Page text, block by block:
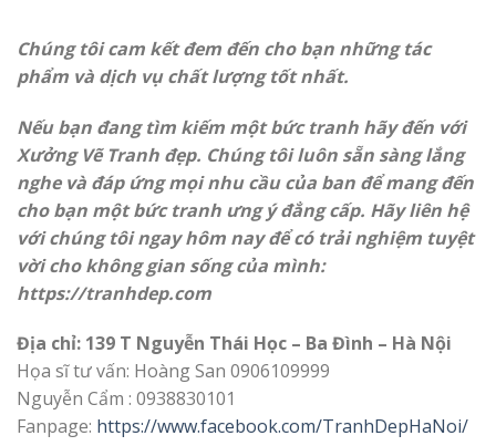
Chúng tôi cam kết đem đến cho bạn những tác
phẩm và dịch vụ chất lượng tốt nhất.
Nếu bạn đang tìm kiếm một bức tranh hãy đến với
Xưởng Vẽ Tranh đẹp. Chúng tôi luôn sẵn sàng lắng
nghe và đáp ứng mọi nhu cầu của ban để mang đến
cho bạn một bức tranh ưng ý đẳng cấp. Hãy liên hệ
với chúng tôi ngay hôm nay để có trải nghiệm tuyệt
vời cho không gian sống của mình:
https://tranhdep.com
Địa chỉ: 139 T Nguyễn Thái Học – Ba Đình – Hà Nội
Họa sĩ tư vấn: Hoàng San 0906109999
Nguyễn Cẩm : 0938830101
Fanpage: https://www.facebook.com/TranhDepHaNoi/